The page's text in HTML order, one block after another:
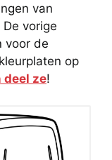
van
vorige
voor de
op
deel ze!